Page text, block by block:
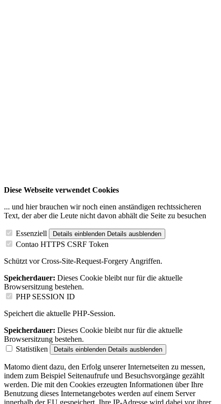
Diese Webseite verwendet Cookies
... und hier brauchen wir noch einen anständigen rechtssicheren
Text, der aber die Leute nicht davon abhält die Seite zu besuchen
Essenziell Details einblenden Details ausblenden
Contao HTTPS CSRF Token
Schützt vor Cross-Site-Request-Forgery Angriffen.
Speicherdauer: Dieses Cookie bleibt nur für die aktuelle
Browsersitzung bestehen.
PHP SESSION ID
Speichert die aktuelle PHP-Session.
Speicherdauer: Dieses Cookie bleibt nur für die aktuelle
Browsersitzung bestehen.
Statistiken
Details einblenden Details ausblenden
Matomo dient dazu, den Erfolg unserer Internetseiten zu messen,
indem zum Beispiel Seitenaufrufe und Besuchsvorgänge gezählt
werden. Die mit den Cookies erzeugten Informationen über Ihre
Benutzung dieses Internetangebotes werden auf einem Server
innerhalb der EU gespeichert. Ihre IP-Adresse wird dabei vor ihrer